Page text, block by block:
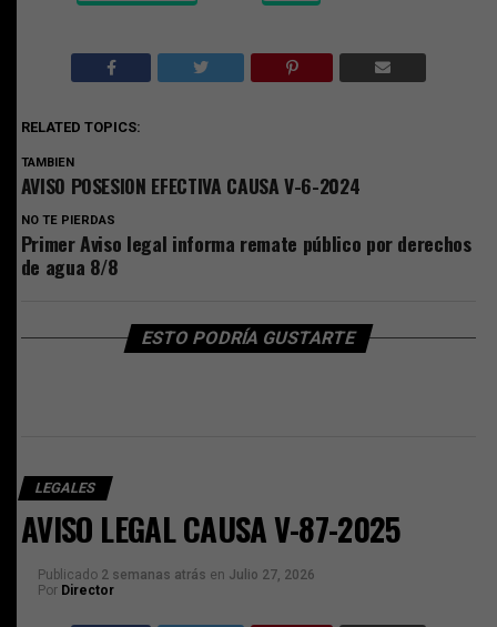
RELATED TOPICS:
TAMBIEN
AVISO POSESION EFECTIVA CAUSA V-6-2024
NO TE PIERDAS
Primer Aviso legal informa remate público por derechos
de agua 8/8
ESTO PODRÍA GUSTARTE
LEGALES
AVISO LEGAL CAUSA V-87-2025
Publicado 2 semanas atrás en Julio 27, 2026
Por Director